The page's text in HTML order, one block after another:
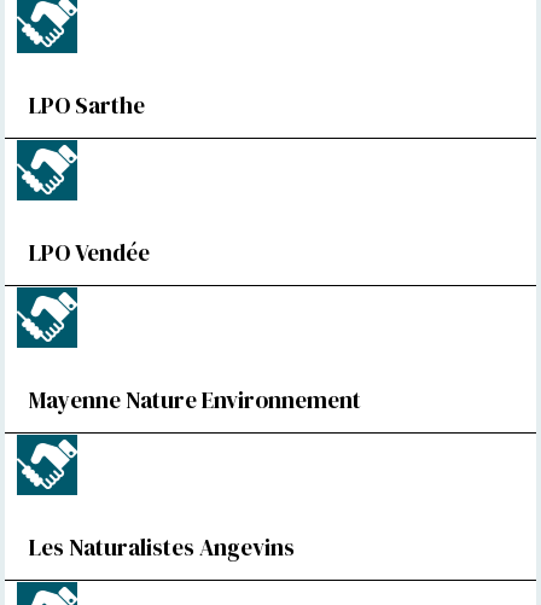
LPO Sarthe
LPO Vendée
Mayenne Nature Environnement
Les Naturalistes Angevins